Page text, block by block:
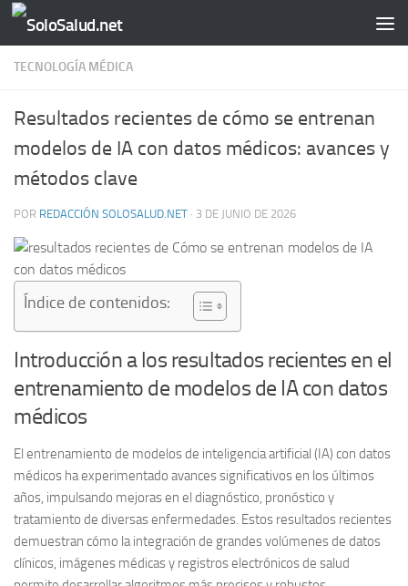
Saltar al contenido
TECNOLOGÍA MÉDICA
Resultados recientes de cómo se entrenan
modelos de IA con datos médicos: avances y
métodos clave
POR REDACCIÓN SOLOSALUD.NET · 3 DE JUNIO DE 2026
Índice de contenidos:
Introducción a los resultados recientes en el
entrenamiento de modelos de IA con datos
médicos
El entrenamiento de modelos de inteligencia artificial (IA) con datos
médicos ha experimentado avances significativos en los últimos
años, impulsando mejoras en el diagnóstico, pronóstico y
tratamiento de diversas enfermedades. Estos resultados recientes
demuestran cómo la integración de grandes volúmenes de datos
clínicos, imágenes médicas y registros electrónicos de salud